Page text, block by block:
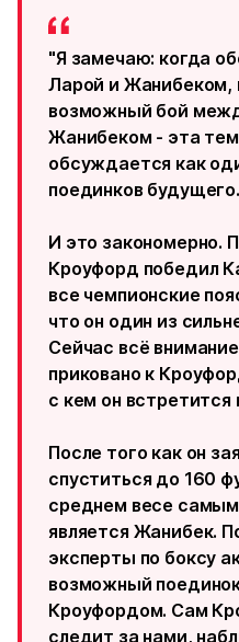
"Я замечаю: когда
Ларой и Жанибеком,
возможный бой
Жанибеком - эта
обсуждается как
поединков будущего.
И это закономерно.
Кроуфорд победил
все чемпионские
что он один из
Сейчас всё
приковано к
с кем он
После того как он
спуститься до 160
среднем весе
является Жанибек.
эксперты по боксу
возможный
Кроуфордом. Сам
следит за нами,